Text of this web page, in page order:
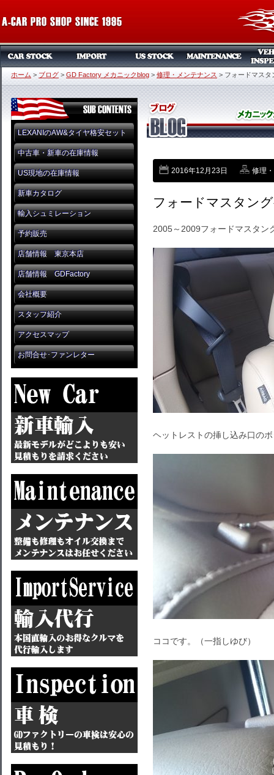
ホーム > ブログ > GD Factory メカニックblog > 修理・メンテナンス > フォードマスタ
LEXANIのAW&タイヤ格安セット
中古車・新車の在庫情報
US現地の在庫情報
新車カタログ
輸入シュミレーション
予約販売
店舗情報 東京本店
店舗情報 GDFactory
会社概要
スタッフ紹介
アクセスマップ
お問合せ･ファンレター
2016年12月23日 修理
フォードマスタン
2005～2009フォードマスタン
ヘットレストの挿し込み口の
ココです。（一指しゆび）